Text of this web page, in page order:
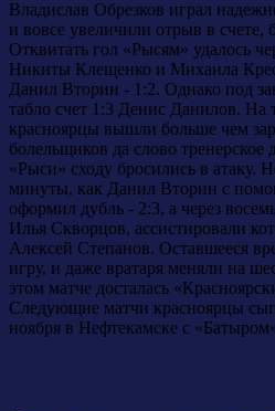
Владислав Обрезков играл
и вовсе увеличили отрыв в счете,
Отквитать гол «Рысям» удалось
Никиты Клещенко и Михаила
Данил Вторин - 1:2. Однако под
табло счет 1:3 Денис Данилов. На
красноярцы вышли больше чем
болельщиков да слово тренерское
«Рыси» сходу бросились в атаку.
минуты, как Данил Вторин с
оформил дубль - 2:3, а через
Илья Скворцов, ассистировали
Алексей Степанов. Оставшееся
игру, и даже вратаря меняли на
этом матче досталась
Следующие матчи красноярцы
ноября в Нефтекамске с